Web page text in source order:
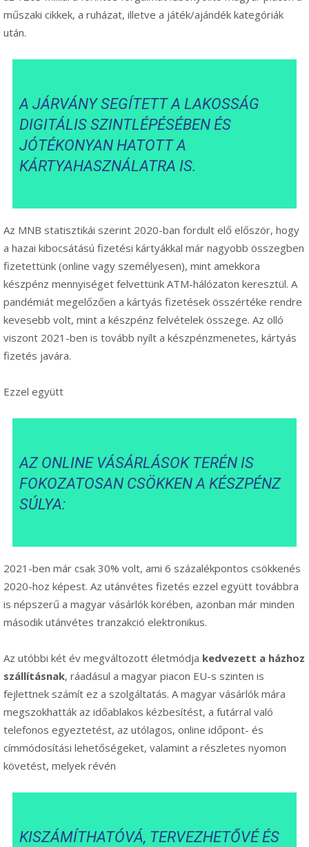
műszaki cikkek, a ruházat, illetve a játék/ajándék kategóriák
után.
A JÁRVÁNY SEGÍTETT A LAKOSSÁG
DIGITÁLIS SZINTLÉPÉSÉBEN ÉS
JÓTÉKONYAN HATOTT A
KÁRTYAHASZNÁLATRA IS.
Az MNB statisztikái szerint 2020-ban fordult elő először, hogy
a hazai kibocsátású fizetési kártyákkal már nagyobb összegben
fizetettünk (online vagy személyesen), mint amekkora
készpénz mennyiséget felvettünk ATM-hálózaton keresztül. A
pandémiát megelőzően a kártyás fizetések összértéke rendre
kevesebb volt, mint a készpénz felvételek összege. Az olló
viszont 2021-ben is tovább nyílt a készpénzmenetes, kártyás
fizetés javára.
Ezzel együtt
AZ ONLINE VÁSÁRLÁSOK TERÉN IS
FOKOZATOSAN CSÖKKEN A KÉSZPÉNZ
SÚLYA:
2021-ben már csak 30% volt, ami 6 százalékpontos csökkenés
2020-hoz képest. Az utánvétes fizetés ezzel együtt továbbra
is népszerű a magyar vásárlók körében, azonban már minden
második utánvétes tranzakció elektronikus.
Az utóbbi két év megváltozott életmódja kedvezett a házhoz
szállításnak, ráadásul a magyar piacon EU-s szinten is
fejlettnek számít ez a szolgáltatás. A magyar vásárlók mára
megszokhatták az időablakos kézbesítést, a futárral való
telefonos egyeztetést, az utólagos, online időpont- és
címmódosítási lehetőségeket, valamint a részletes nyomon
követést, melyek révén
KISZÁMÍTHATÓVÁ, TERVEZHETŐVÉ ÉS